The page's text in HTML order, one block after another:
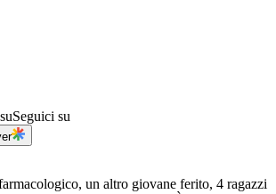
suSeguici su
un altro giovane ferito, 4 ragazzi